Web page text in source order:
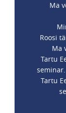
Ma
Roosi
Ma
Tartu
Tartu